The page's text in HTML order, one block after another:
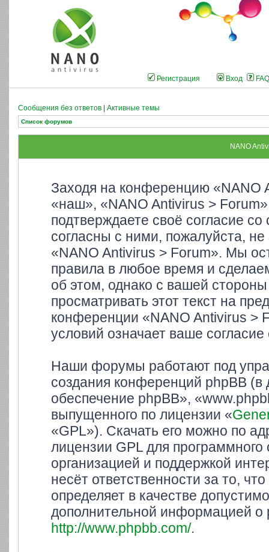
Регистрация Вход FAQ
Сообщения без ответов Активные темы
Список форумов
NANO
Заходя на конференцию
«наш», «NANO Antivirus >
подтверждаете своё согласие
согласны с ними, пожалуйста,
«NANO Antivirus > Forum». Мы
правила в любое время и
об этом, однако с вашей
просматривать этот текст на
конференции «NANO Antivirus >
условий означает ваше
Наши форумы работают под
создания конференций phpBB
обеспечение phpBB»,
выпущенного по лицензии «
«GPL»). Скачать его можно по
лицензии GPL для
организацией и поддержкой
несёт ответственности за то,
определяет в качестве
дополнительной информацией о
http://www.phpbb.com/.